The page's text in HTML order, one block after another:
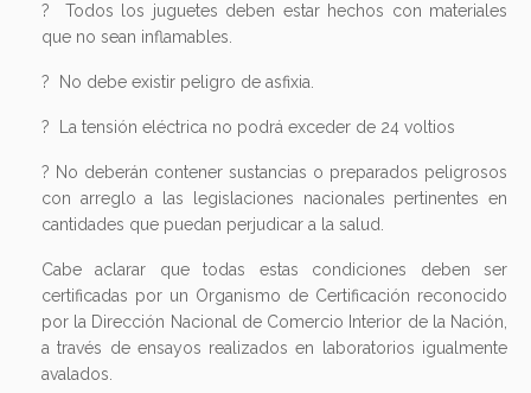
? Todos los juguetes deben estar hechos con materiales
que no sean inflamables.
? No debe existir peligro de asfixia.
? La tensión eléctrica no podrá exceder de 24 voltios
? No deberán contener sustancias o preparados peligrosos
con arreglo a las legislaciones nacionales pertinentes en
cantidades que puedan perjudicar a la salud.
Cabe aclarar que todas estas condiciones deben ser
certificadas por un Organismo de Certificación reconocido
por la Dirección Nacional de Comercio Interior de la Nación,
a través de ensayos realizados en laboratorios igualmente
avalados.